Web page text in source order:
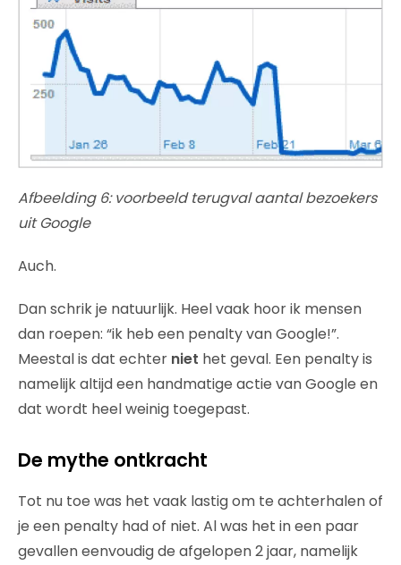
Afbeelding 6: voorbeeld terugval aantal bezoekers
uit Google
Auch.
Dan schrik je natuurlijk. Heel vaak hoor ik mensen
dan roepen: “ik heb een penalty van Google!”.
Meestal is dat echter niet het geval. Een penalty is
namelijk altijd een handmatige actie van Google en
dat wordt heel weinig toegepast.
De mythe ontkracht
Tot nu toe was het vaak lastig om te achterhalen of
je een penalty had of niet. Al was het in een paar
gevallen eenvoudig de afgelopen 2 jaar, namelijk